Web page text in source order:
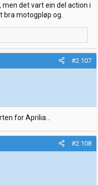
det vart ein del action i
bra motogpløp og.
#2.107
for Aprilia...
#2.108